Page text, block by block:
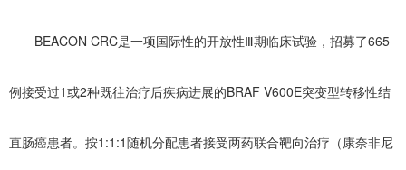
BEACON CRC是一项国际性的开放性Ⅲ期临床试验，招募了665
例接受过1或2种既往治疗后疾病进展的BRAF V600E突变型转移性结
直肠癌患者。按1:1:1随机分配患者接受两药联合靶向治疗（康奈非尼